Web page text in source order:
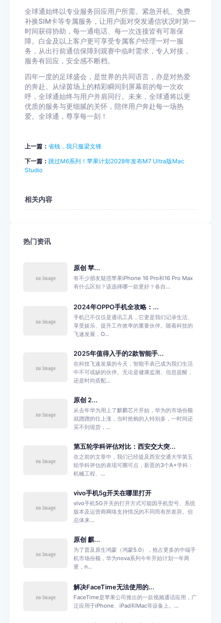
全球通始终以专业服务回应用户所需。紧急开机、免费
补换SIM卡等专属服务，让用户面对突发通信状况时第一
时间获得协助，每一通电话、每一次连接皆有可靠保
障。白金及以上客户更可享受专属客户经理一对一服
务，从出行前通信保障到观赛中临时需求，专人对接，
服务有回应，安全感不断档。
四年一度的足球盛会，是世界的共同语言，亦是对热爱
的奔赴。从绿茵场上的精彩瞬间到屏幕前的每一次欢
呼，全球通始终与用户并肩同行。未来，全球通将以更
优质的服务与更细腻的关怀，陪伴用户奔赴每一场热
爱。全球通，尊享每一刻！
上一篇： 省钱，我只服梁文锋
下一篇： 跳过M6系列！苹果计划2028年发布M7 Ultra版Mac
Studio
相关内容
热门资讯
原创 苹...
有不少朋友疑惑苹果iPhone 16 Pro和16 Pro Max
有什么区别？该选择哪一款更好？各自...
2024年OPPO手机全攻略：...
手机已不仅仅是通讯工具，它更是我们记录生活、
享受娱乐、提升工作效率的重要伙伴。随着科技的
飞速发展，O...
2025年值得入手的2款智能手...
在科技飞速发展的今天，智能手表已成为我们生活
中不可或缺的伙伴。无论是健康监测、信息提醒，
还是时尚搭配...
原创 2...
从去年华为用上了麒麟芯片开始，华为的市场份额
就蹭蹭的往上涨，当时抢购的人特别多，一时间还
买不到现货，...
第五轮学科评估对比：西安交大突...
在之前的文章中，我们已经提及西安交通大学第五
轮学科评估的表现可圈可点，新晋的3个A+学科：
机械工程、...
vivo手机5g开关在哪里打开
vivo手机5G开关的打开方式可能因手机型号、系统
版本及运营商网络支持情况的不同而有所差异。但
总体来...
原创 麒...
为了普及原生鸿蒙（鸿蒙5.0），抢占更多的中端手
机市场份额，华为nova系列今年开始计划一年两
更，n...
解决FaceTime无法使用的...
FaceTime是苹果公司推出的一款视频通话应用，广
泛应用于iPhone、iPad和Mac等设备上。...